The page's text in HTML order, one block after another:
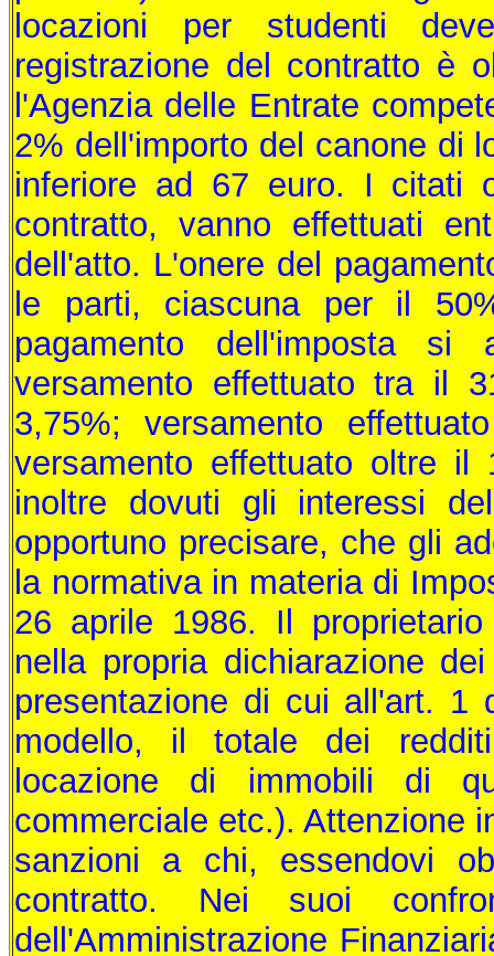
locazioni per studenti
registrazione del contratto è
l'Agenzia delle Entrate
2% dell'importo del canone di
inferiore ad 67 euro. I citati
contratto, vanno effettuati
dell'atto. L'onere del
le parti, ciascuna per il
pagamento dell'imposta si
versamento effettuato tra il
3,75%; versamento
versamento effettuato oltre il
inoltre dovuti gli interessi
opportuno precisare, che gli
la normativa in materia di
26 aprile 1986. Il
nella propria dichiarazione
presentazione di cui all'art. 1
modello, il totale dei
locazione di immobili di
commerciale etc.). Attenzione
sanzioni a chi, essendovi
contratto. Nei suoi
dell'Amministrazione